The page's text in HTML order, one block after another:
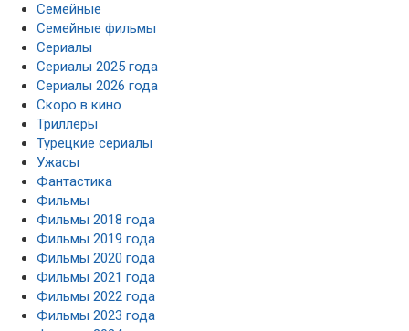
Семейные
Семейные фильмы
Сериалы
Сериалы 2025 года
Сериалы 2026 года
Скоро в кино
Триллеры
Турецкие сериалы
Ужасы
Фантастика
Фильмы
Фильмы 2018 года
Фильмы 2019 года
Фильмы 2020 года
Фильмы 2021 года
Фильмы 2022 года
Фильмы 2023 года